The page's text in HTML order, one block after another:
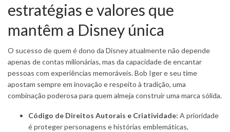
estratégias e valores que
mantêm a Disney única
O sucesso de quem é dono da Disney atualmente não depende
apenas de contas milionárias, mas da capacidade de encantar
pessoas com experiências memoráveis. Bob Iger e seu time
apostam sempre em inovação e respeito à tradição, uma
combinação poderosa para quem almeja construir uma marca sólida.
Código de Direitos Autorais e Criatividade: A prioridade
é proteger personagens e histórias emblemáticas,